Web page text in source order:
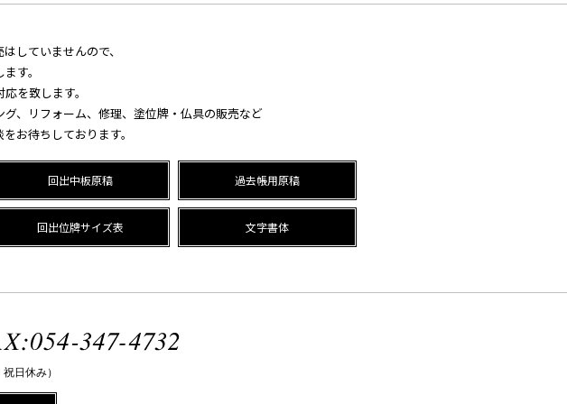
していませんので、
す。
を致します。
、リフォーム、修理、塗位牌・仏具の販売など
お待ちしております。
回出中板原稿 過去帳用原稿
回出位牌サイズ表 文字書体
日休み）